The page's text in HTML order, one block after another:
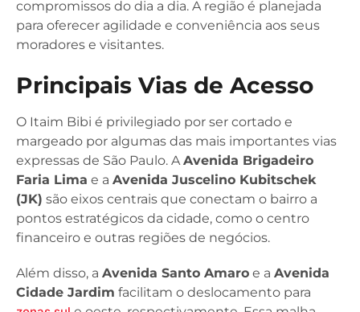
compromissos do dia a dia. A região é planejada
para oferecer agilidade e conveniência aos seus
moradores e visitantes.
Principais Vias de Acesso
O Itaim Bibi é privilegiado por ser cortado e
margeado por algumas das mais importantes vias
expressas de São Paulo. AAvenida Brigadeiro
Faria Lima e a Avenida Juscelino Kubitschek
(JK) são eixos centrais que conectam o bairro a
pontos estratégicos da cidade, como o centro
financeiro e outras regiões de negócios.
Além disso, a Avenida Santo Amaro e a Avenida
Cidade Jardim facilitam o deslocamento para